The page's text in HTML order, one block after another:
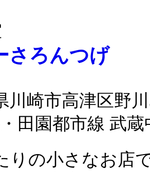
さろんつげ
川崎市高津区野川
田園都市線 武
りの小さなお店